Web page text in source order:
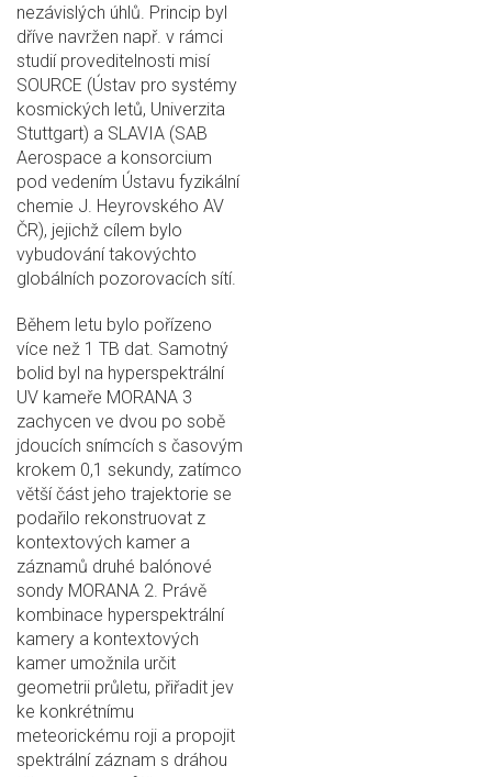
nezávislých úhlů. Princip byl
dříve navržen např. v rámci
studií proveditelnosti misí
SOURCE (Ústav pro systémy
kosmických letů, Univerzita
Stuttgart) a SLAVIA (SAB
Aerospace a konsorcium
pod vedením Ústavu fyzikální
chemie J. Heyrovského AV
ČR), jejichž cílem bylo
vybudování takovýchto
globálních pozorovacích sítí.
Během letu bylo pořízeno
více než 1 TB dat. Samotný
bolid byl na hyperspektrální
UV kameře MORANA 3
zachycen ve dvou po sobě
jdoucích snímcích s časovým
krokem 0,1 sekundy, zatímco
větší část jeho trajektorie se
podařilo rekonstruovat z
kontextových kamer a
záznamů druhé balónové
sondy MORANA 2. Právě
kombinace hyperspektrální
kamery a kontextových
kamer umožnila určit
geometrii průletu, přiřadit jev
ke konkrétnímu
meteorickému roji a propojit
spektrální záznam s dráhou